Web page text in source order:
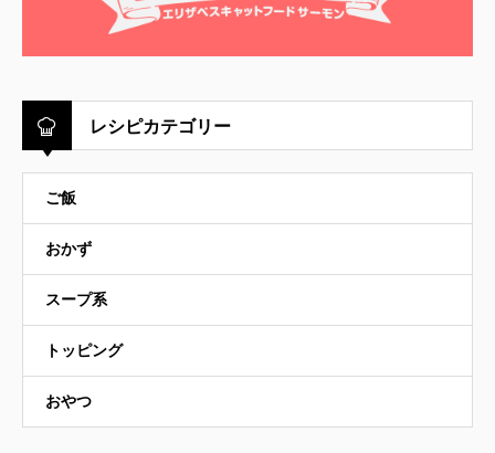
レシピカテゴリー
ご飯
おかず
スープ系
トッピング
おやつ